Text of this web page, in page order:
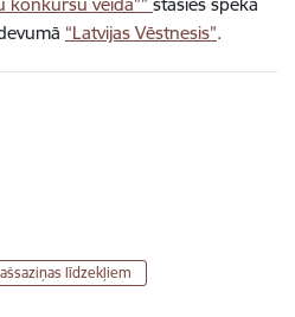
“Latvijas Vēstnesis”.
līdzekļiem